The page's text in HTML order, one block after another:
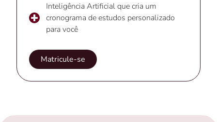
Inteligência Artificial que cria um
cronograma de estudos personalizado
para você
Matricule-se